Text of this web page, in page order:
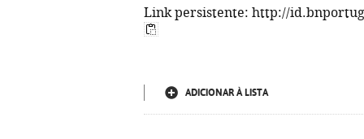
Link persistente: http://
ADICIONAR À LISTA